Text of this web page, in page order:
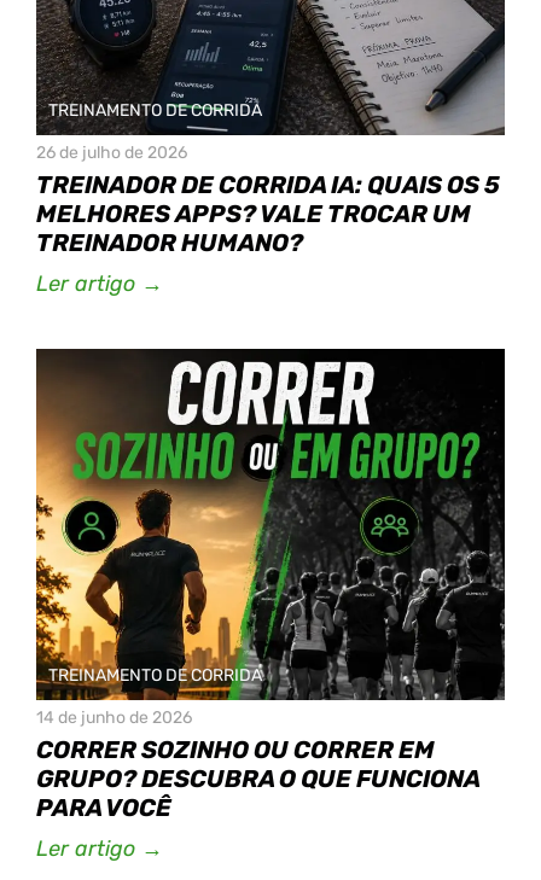
TREINAMENTO DE CORRIDA
26 de julho de 2026
TREINADOR DE CORRIDA IA: QUAIS OS 5
MELHORES APPS? VALE TROCAR UM
TREINADOR HUMANO?
Ler artigo →
TREINAMENTO DE CORRIDA
14 de junho de 2026
CORRER SOZINHO OU CORRER EM
GRUPO? DESCUBRA O QUE FUNCIONA
PARA VOCÊ
Ler artigo →